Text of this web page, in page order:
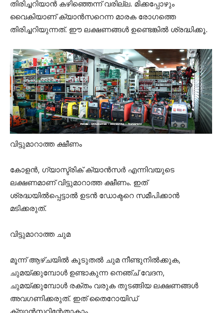
തിരിച്ചറിയാൻ കഴിഞ്ഞെന്ന് വരില്ല. മിക്കപ്പോഴും
വൈകിയാണ് ക്യാൻസറെന്ന മാരക രോഗത്തെ
തിരിച്ചറിയുന്നത്. ഈ ലക്ഷണങ്ങൾ ഉണ്ടെങ്കിൽ ശ്രദ്ധിക്കൂ.
വിട്ടുമാറാത്ത ക്ഷീണം
കോളൻ, ഗ്യാസ്ട്രിക് ക്യാൻസർ എന്നിവയുടെ
ലക്ഷണമാണ് വിട്ടുമാറാത്ത ക്ഷീണം. ഇത്
ശ്രദ്ധയിൽപ്പെട്ടാൽ ഉടൻ ഡോക്ടറെ സമീപിക്കാൻ
മടിക്കരുത്.
വിട്ടുമാറാത്ത ചുമ
മൂന്ന് ആഴ്ചയിൽ കൂടുതൽ ചുമ നീണ്ടുനിൽക്കുക,
ചുമയ്ക്കുമ്പോൾ ഉണ്ടാകുന്ന നെഞ്ച് വേദന,
ചുമയ്ക്കുമ്പോൾ രക്തം വരുക തുടങ്ങിയ ലക്ഷണങ്ങൾ
അവഗണിക്കരുത്. ഇത് തൈറോയിഡ്